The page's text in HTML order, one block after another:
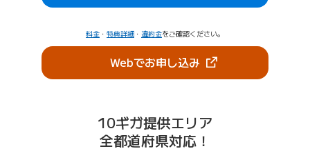
料金 ・ 特典詳細 ・ 違約金をご確認ください。
Webでお申し込み（新しいタブで開き
10ギガ提供エリア
全都道府県対応！